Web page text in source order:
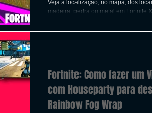
Veja a localização, no mapa, dos
madeira, pedra ou metal em Fortnite
Fortnite: Como fazer um
com Houseparty para
Rainbow Fog Wrap